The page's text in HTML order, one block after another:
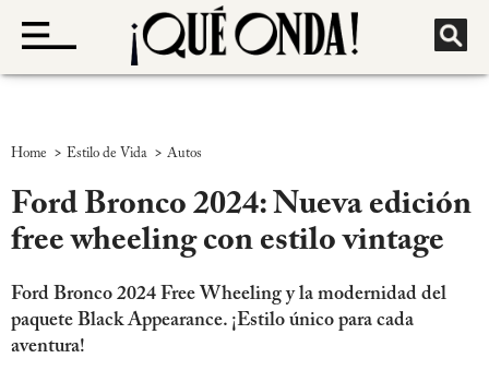
Home > Estilo de Vida > Autos
Ford Bronco 2024: Nueva edición
free wheeling con estilo vintage
Ford Bronco 2024 Free Wheeling y la modernidad del
paquete Black Appearance. ¡Estilo único para cada
aventura!